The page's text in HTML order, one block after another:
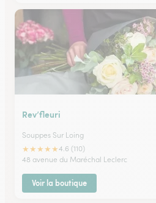
Rev’fleuri
Souppes Sur Loing
★★★★★4.6 (110)
48 avenue du Maréchal Leclerc
Voir la boutique